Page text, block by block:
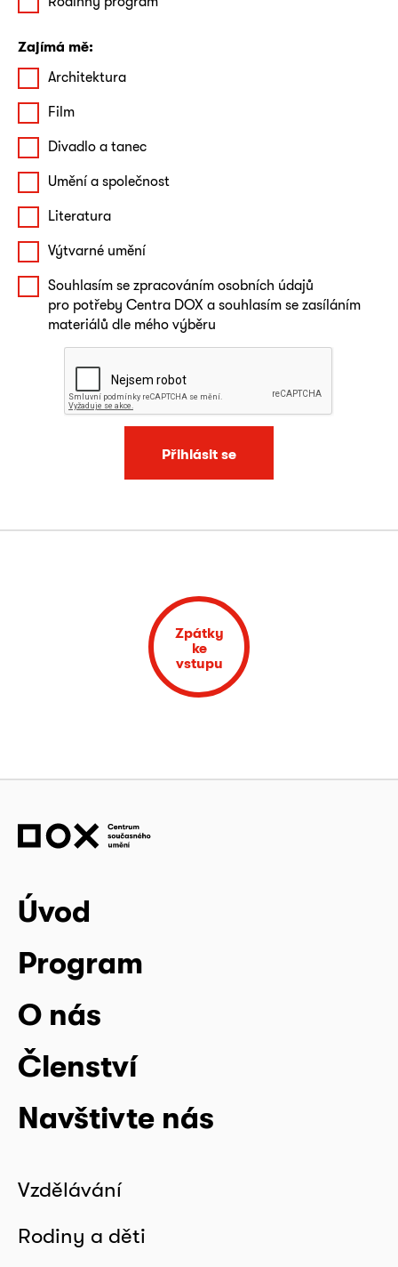
Zajímá mě:
Architektura
Film
Divadlo a tanec
Umění a společnost
Literatura
Výtvarné umění
Souhlasím se zpracováním osobních údajů
pro potřeby Centra DOX a souhlasím se zasíláním
materiálů dle mého výběru
Přihlásit se
Zpátky
ke
vstupu
Úvod
Program
O nás
Členství
Navštivte nás
Vzdělávání
Rodiny a děti